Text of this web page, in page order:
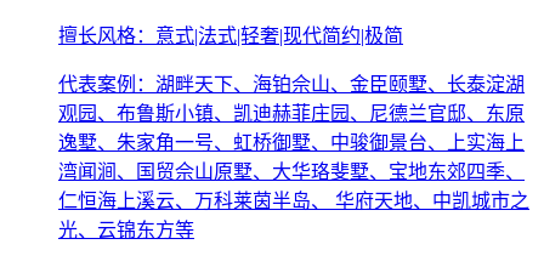
擅长风格：意式|法式|轻奢|现代简约|极简
代表案例：湖畔天下、海铂佘山、金臣颐墅、长泰淀湖
观园、布鲁斯小镇、凯迪赫菲庄园、尼德兰官邸、东原
逸墅、朱家角一号、虹桥御墅、中骏御景台、上实海上
湾闻涧、国贸佘山原墅、大华珞斐墅、宝地东郊四季、
仁恒海上溪云、万科莱茵半岛、 华府天地、中凯城市之
光、云锦东方等